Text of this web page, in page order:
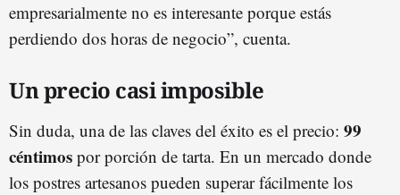
empresarialmente no es interesante porque estás
perdiendo dos horas de negocio”, cuenta.
Un precio casi imposible
Sin duda, una de las claves del éxito es el precio: 99
céntimos por porción de tarta. En un mercado donde
los postres artesanos pueden superar fácilmente los